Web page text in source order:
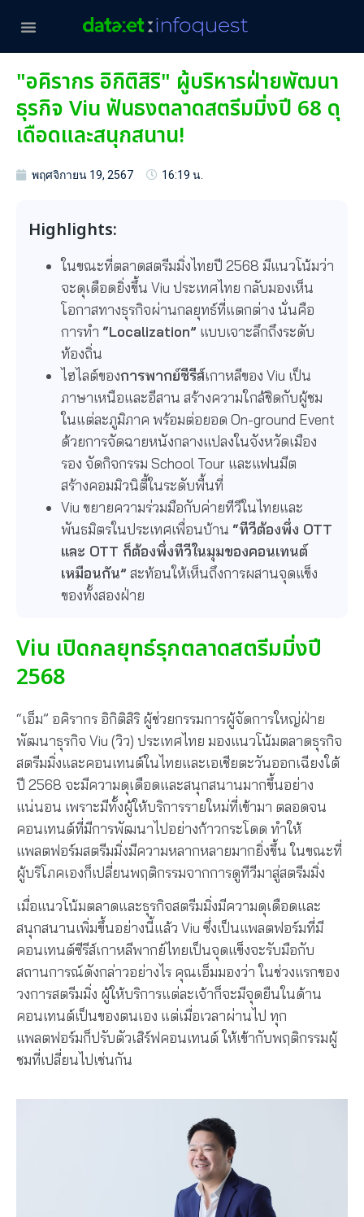
"อคิรากร อิกิติสิริ" ผู้บริหารฝ่ายพัฒนา
ธุรกิจ Viu ฟันธงตลาดสตรีมมิ่งปี 68 ดุ
เดือดและสนุกสนาน!
พฤศจิกายน 19, 2567 16:19 น.
Highlights:
ในขณะที่ตลาดสตรีมมิ่งไทยปี 2568 มีแนวโน้มว่า
จะดุเดือดยิ่งขึ้น Viu ประเทศไทย กลับมองเห็น
โอกาสทางธุรกิจผ่านกลยุทธ์ที่แตกต่าง นั่นคือ
การทำ “Localization” แบบเจาะลึกถึงระดับ
ท้องถิ่น
ไฮไลต์ของการพากย์ซีรีส์เกาหลีของ Viu เป็น
ภาษาเหนือและอีสาน สร้างความใกล้ชิดกับผู้ชม
ในแต่ละภูมิภาค พร้อมต่อยอด On-ground Event
ด้วยการจัดฉายหนังกลางแปลงในจังหวัดเมือง
รอง จัดกิจกรรม School Tour และแฟนมีต
สร้างคอมมิวนิตี้ในระดับพื้นที่
Viu ขยายความร่วมมือกับค่ายทีวีในไทยและ
พันธมิตรในประเทศเพื่อนบ้าน “ทีวีต้องพึ่ง OTT
และ OTT ก็ต้องพึ่งทีวีในมุมของคอนเทนต์
เหมือนกัน” สะท้อนให้เห็นถึงการผสานจุดแข็ง
ของทั้งสองฝ่าย
Viu เปิดกลยุทธ์รุกตลาดสตรีมมิ่งปี
2568
“เอ็ม” อคิรากร อิกิติสิริ ผู้ช่วยกรรมการผู้จัดการใหญ่ฝ่าย
พัฒนาธุรกิจ Viu (วิว) ประเทศไทย มองแนวโน้มตลาดธุรกิจ
สตรีมมิ่งและคอนเทนต์ในไทยและเอเชียตะวันออกเฉียงใต้
ปี 2568 จะมีความดุเดือดและสนุกสนานมากขึ้นอย่าง
แน่นอน เพราะมีทั้งผู้ให้บริการรายใหม่ที่เข้ามา ตลอดจน
คอนเทนต์ที่มีการพัฒนาไปอย่างก้าวกระโดด ทำให้
แพลตฟอร์มสตรีมมิ่งมีความหลากหลายมากยิ่งขึ้น ในขณะที่
ผู้บริโภคเองก็เปลี่ยนพฤติกรรมจากการดูทีวีมาสู่สตรีมมิ่ง
เมื่อแนวโน้มตลาดและธุรกิจสตรีมมิ่งมีความดุเดือดและ
สนุกสนานเพิ่มขึ้นอย่างนี้แล้ว Viu ซึ่งเป็นแพลตฟอร์มที่มี
คอนเทนต์ซีรีส์เกาหลีพากย์ไทยเป็นจุดแข็งจะรับมือกับ
สถานการณ์ดังกล่าวอย่างไร คุณเอ็มมองว่า ในช่วงแรกของ
วงการสตรีมมิ่ง ผู้ให้บริการแต่ละเจ้าก็จะมีจุดยืนในด้าน
คอนเทนต์เป็นของตนเอง แต่เมื่อเวลาผ่านไป ทุก
แพลตฟอร์มก็ปรับตัวเสิร์ฟคอนเทนต์ ให้เข้ากับพฤติกรรมผู้
ชมที่เปลี่ยนไปเช่นกัน